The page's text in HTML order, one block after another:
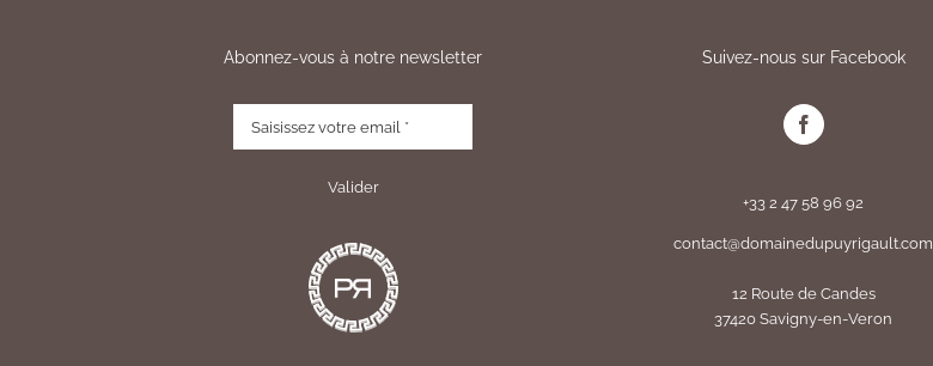
Abonnez-vous à notre newsletter Suivez-nous sur Facebook
+33 2 47 58 96 92
contact@domainedupuyrigault.com
12 Route de Candes
37420 Savigny-en-Veron